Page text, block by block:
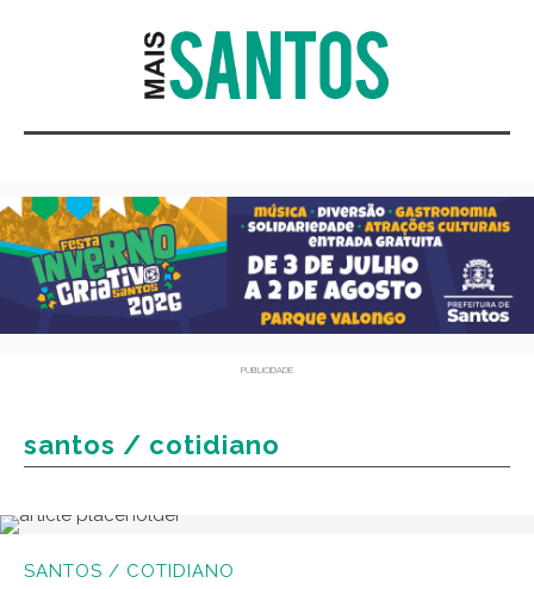
PUBLICIDADE
santos / cotidiano
SANTOS / COTIDIANO